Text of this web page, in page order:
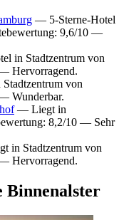
— 5-Sterne-Hotel
9,6/10 —
in Stadtzentrum von
Hervorragend.
von
Wunderbar.
— Liegt in
8,2/10 — Sehr
in Stadtzentrum von
Hervorragend.
Binnenalster